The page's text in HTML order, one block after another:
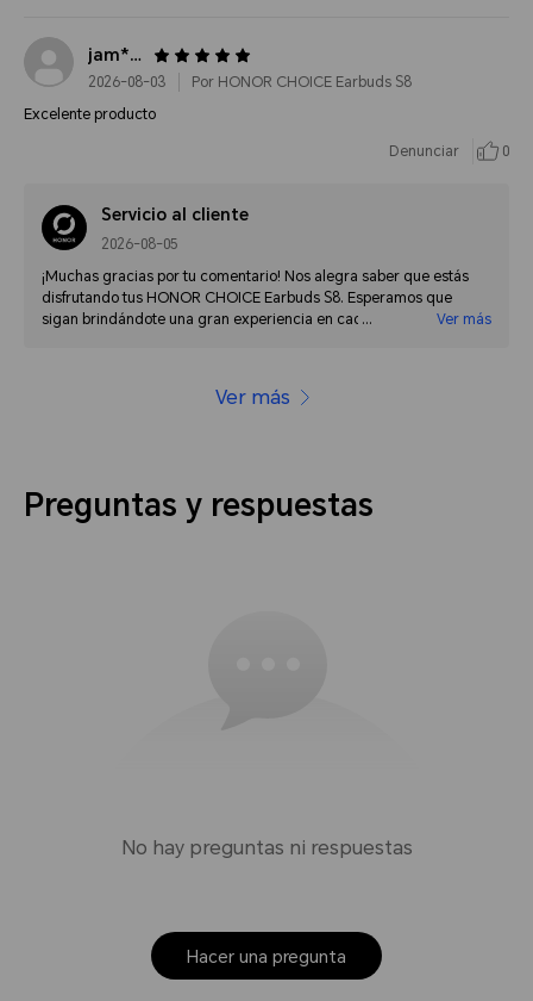
jam***@gmail.com
2026-08-03
Por HONOR CHOICE Earbuds S8
Excelente producto
Denunciar 0
Servicio al cliente
2026-08-05
¡Muchas gracias por tu comentario! Nos alegra saber que estás
disfrutando tus HONOR CHOICE Earbuds S8. Esperamos que
sigan brindándote una gran experiencia en cada uso. Si necesitas
Ver más
Ver más
Preguntas y respuestas
No hay preguntas ni respuestas
Hacer una pregunta